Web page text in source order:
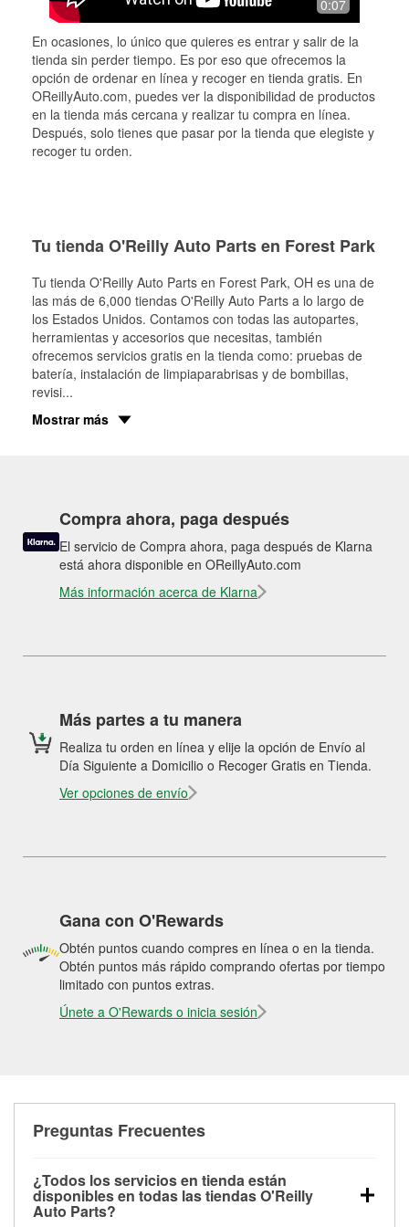
0:07
En ocasiones, lo único que quieres es entrar y salir de la
tienda sin perder tiempo. Es por eso que ofrecemos la
opción de ordenar en línea y recoger en tienda gratis. En
OReillyAuto.com, puedes ver la disponibilidad de productos
en la tienda más cercana y realizar tu compra en línea.
Después, solo tienes que pasar por la tienda que elegiste y
recoger tu orden.
Tu tienda O'Reilly Auto Parts en Forest Park
Tu tienda O'Reilly Auto Parts en Forest Park, OH es una de
las más de 6,000 tiendas O'Reilly Auto Parts a lo largo de
los Estados Unidos. Contamos con todas las autopartes,
herramientas y accesorios que necesitas, también
ofrecemos servicios gratis en la tienda como: pruebas de
batería, instalación de limpiaparabrisas y de bombillas,
revisi...
Mostrar más
Compra ahora, paga después
El servicio de Compra ahora, paga después de Klarna
está ahora disponible en OReillyAuto.com
Más información acerca de Klarna
Más partes a tu manera
Realiza tu orden en línea y elije la opción de Envío al
Día Siguiente a Domicilio o Recoger Gratis en Tienda.
Ver opciones de envío
Gana con O'Rewards
Obtén puntos cuando compres en línea o en la tienda.
Obtén puntos más rápido comprando ofertas por tiempo
limitado con puntos extras.
Únete a O'Rewards o inicia sesión
Preguntas Frecuentes
¿Todos los servicios en tienda están
disponibles en todas las tiendas O'Reilly
Auto Parts?